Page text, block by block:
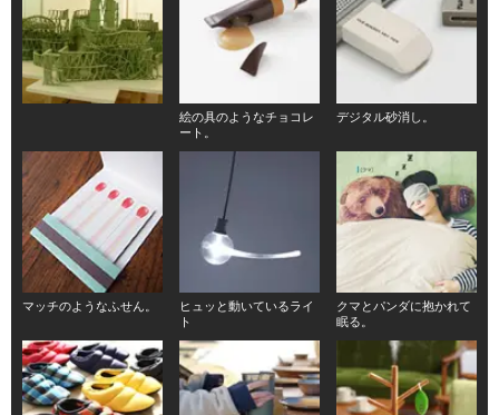
絵の具のようなチョコレ
ート。
デジタル砂消し。
マッチのようなふせん。
ヒュッと動いているライ
ト
クマとパンダに抱かれて
眠る。